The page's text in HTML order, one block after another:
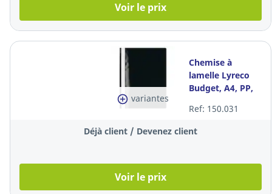
Voir le prix
variantes
Chemise à
lamelle Lyreco
Budget, A4, PP,
Ref: 150.031
Déjà client / Devenez client
Voir le prix